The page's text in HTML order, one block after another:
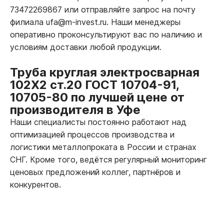
73472269867 или отправляйте запрос на почту
филиала ufa@m-invest.ru. Наши менеджеры
оперативно проконсультируют вас по наличию и
условиям доставки любой продукции.
Труба круглая электросварная
102Х2 ст.20 ГОСТ 10704-91,
10705-80 по лучшей цене от
производителя в Уфе
Наши специалисты постоянно работают над
оптимизацией процессов производства и
логистики металлопроката в России и странах
СНГ. Кроме того, ведётся регулярный мониторинг
ценовых предложений коллег, партнёров и
конкурентов.